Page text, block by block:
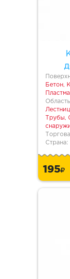
Бетон,
Трубы,
Страна:
195